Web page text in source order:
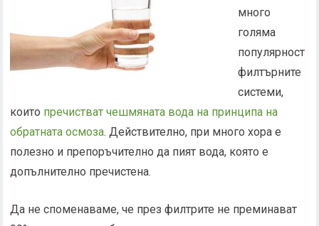
много
голяма
популярност
филтърните
системи,
които пречистват чешмяната вода на принципа на
обратната осмоза. Действително, при много хора е
полезно и препоръчително да пият вода, която е
допълнително пречистена.
Да не споменаваме, че през филтрите не преминават